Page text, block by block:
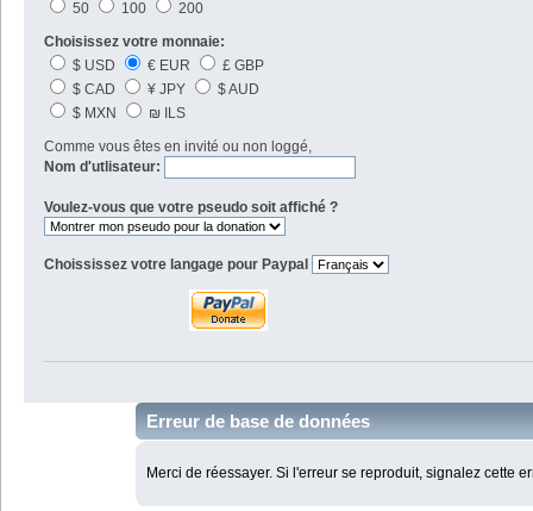
50
100 200
Choisissez votre monnaie:
$ USD
€ EUR
£ GBP
$ CAD
¥ JPY
$ AUD
$ MXN
₪ ILS
Comme vous êtes en invité ou non loggé,
Nom d'utlisateur:
Voulez-vous que votre pseudo soit affiché ?
Choississez votre langage pour Paypal
Erreur de base de données
Merci de réessayer. Si l'erreur se reproduit, signalez cette